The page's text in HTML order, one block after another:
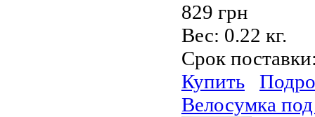
829 грн
Вес: 0.22 кг.
Срок
Купить
Велосумка